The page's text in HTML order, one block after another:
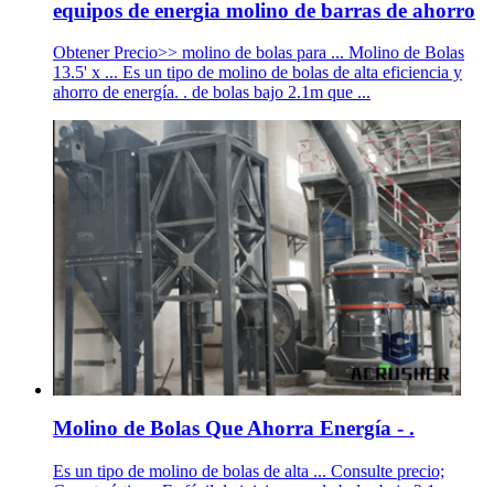
equipos de energia molino de barras de ahorro
Obtener Precio>> molino de bolas para ... Molino de Bolas
13.5' x ... Es un tipo de molino de bolas de alta eficiencia y
ahorro de energía. . de bolas bajo 2.1m que ...
Molino de Bolas Que Ahorra Energía - .
Es un tipo de molino de bolas de alta ... Consulte precio;